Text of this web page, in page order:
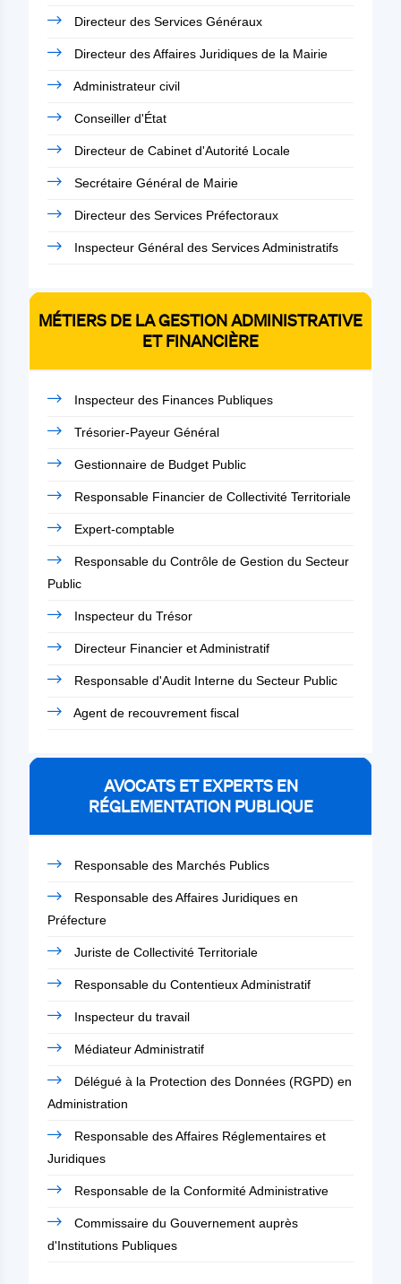
Directeur des Services Généraux
Directeur des Affaires Juridiques de la Mairie
Administrateur civil
Conseiller d'État
Directeur de Cabinet d'Autorité Locale
Secrétaire Général de Mairie
Directeur des Services Préfectoraux
Inspecteur Général des Services Administratifs
MÉTIERS DE LA GESTION ADMINISTRATIVE
ET FINANCIÈRE
Inspecteur des Finances Publiques
Trésorier-Payeur Général
Gestionnaire de Budget Public
Responsable Financier de Collectivité Territoriale
Expert-comptable
Responsable du Contrôle de Gestion du Secteur
Public
Inspecteur du Trésor
Directeur Financier et Administratif
Responsable d'Audit Interne du Secteur Public
Agent de recouvrement fiscal
AVOCATS ET EXPERTS EN
RÉGLEMENTATION PUBLIQUE
Responsable des Marchés Publics
Responsable des Affaires Juridiques en
Préfecture
Juriste de Collectivité Territoriale
Responsable du Contentieux Administratif
Inspecteur du travail
Médiateur Administratif
Délégué à la Protection des Données (RGPD) en
Administration
Responsable des Affaires Réglementaires et
Juridiques
Responsable de la Conformité Administrative
Commissaire du Gouvernement auprès
d'Institutions Publiques